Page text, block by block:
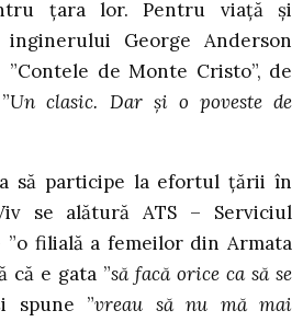
țara lor. Pentru viață și
George Anderson
de Monte Cristo”, de
Un clasic. Dar și o poveste de
să participe la efortul țării în
se alătură ATS – Serviciul
filială a femeilor din Armata
că e gata ”să facă orice ca să se
spune ”vreau să nu mă mai